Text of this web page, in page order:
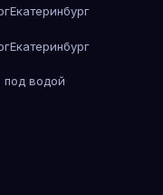
Екатеринбург
Екатеринбург
водой